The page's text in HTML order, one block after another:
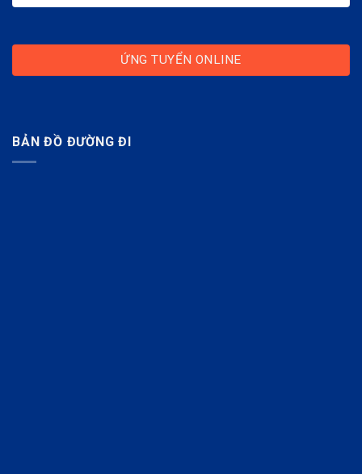
ỨNG TUYỂN ONLINE
BẢN ĐỒ ĐƯỜNG ĐI